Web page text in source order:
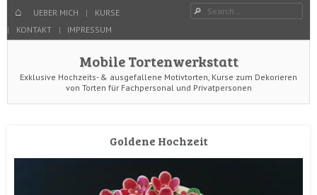
HOME
Menu
SKIP TO CONTENT
UEBER MICH
KURSE
KONTAKT
IMPRESSUM
Search
Mobile Tortenwerkstatt
Exklusive Hochzeits- & ausgefallene Motivtorten, Kurse zum Dekorieren
von Torten für Fachpersonal und Privatpersonen
Goldene Hochzeit